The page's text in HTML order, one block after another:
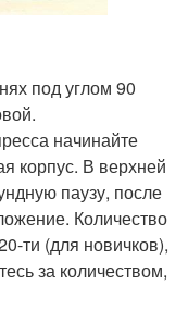
под углом 90
начинайте
корпус. В верхней
паузу, после
Количество
ти (для новичков),
за количеством,